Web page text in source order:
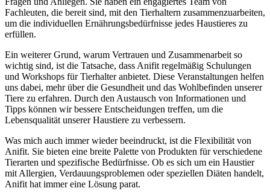
Fachleuten, die bereit sind,⁢ mit ‍den ​Tierhaltern zusammenzuarbeiten,
um die ​individuellen Ernährungsbedürfnisse jedes Haustieres​ zu
erfüllen.
Ein weiterer Grund, warum Vertrauen und Zusammenarbeit so
wichtig sind, ist die Tatsache, dass Anifit​ regelmäßig Schulungen
und ‌Workshops für ⁢Tierhalter anbietet.​ Diese Veranstaltungen ​helfen⁤
uns dabei,⁢ mehr ⁣über​ die Gesundheit und ‍das Wohlbefinden unserer
Tiere zu erfahren. Durch den Austausch ⁤von Informationen⁢ und
Tipps können wir‌ bessere Entscheidungen treffen, um die
Lebensqualität unserer Haustiere zu verbessern.
Was mich ⁢auch immer wieder ‍beeindruckt, ist⁢ die Flexibilität von⁣
Anifit. Sie bieten ⁣eine breite​ Palette von Produkten für verschiedene
Tierarten und ⁢spezifische Bedürfnisse. Ob ⁣es sich um ein ⁢Haustier
mit ​Allergien, Verdauungsproblemen ‍oder​ speziellen Diäten handelt,
Anifit hat immer eine Lösung parat.